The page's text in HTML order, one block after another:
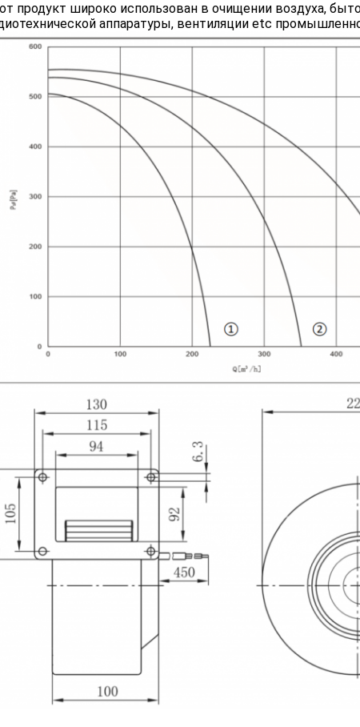
продукт широко использован в очищении воздуха,
аппаратуры, вентиляции etc